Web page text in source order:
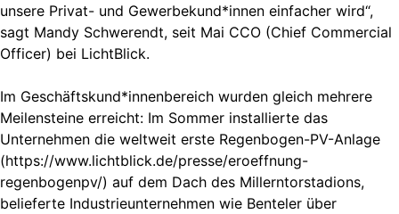
unsere Privat- und Gewerbekund*innen einfacher wird“,
sagt Mandy Schwerendt, seit Mai CCO (Chief Commercial
Officer) bei LichtBlick.
Im Geschäftskund*innenbereich wurden gleich mehrere
Meilensteine erreicht: Im Sommer installierte das
Unternehmen die weltweit erste Regenbogen-PV-Anlage
(https://www.lichtblick.de/presse/eroeffnung-
regenbogenpv/) auf dem Dach des Millerntorstadions,
belieferte Industrieunternehmen wie Benteler über